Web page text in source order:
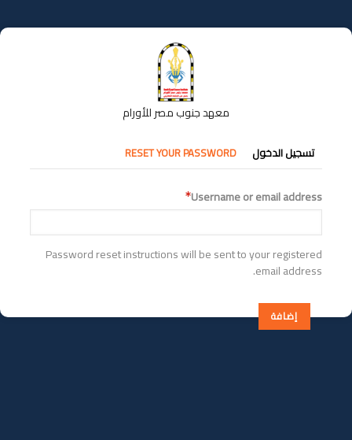
إلى
المحتوى
معهد جنوب مصر للأورام
التبويبات
الأساسية
تسجيل الدخول RESET YOUR PASSWORD
Username or email address
Password reset instructions will be sent to your registered
email address.